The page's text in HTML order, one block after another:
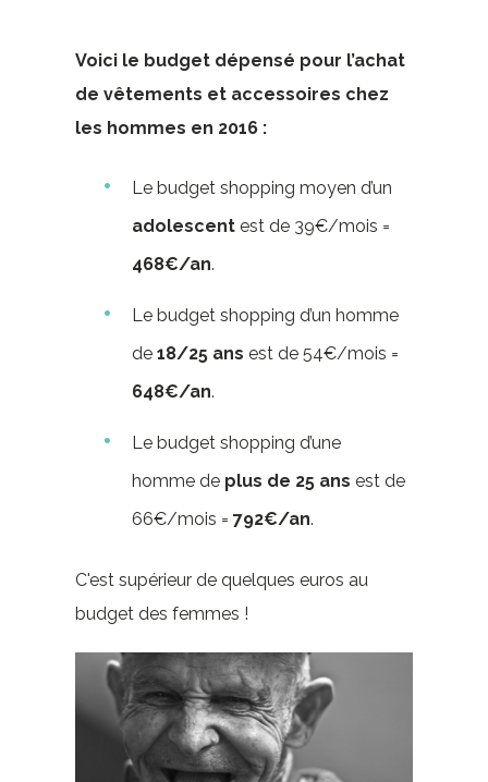
Voici le budget dépensé pour l’achat
de vêtements et accessoires chez
les hommes en 2016 :
Le budget shopping moyen d’un
adolescent est de 39€/mois =
468€/an.
Le budget shopping d’un homme
de 18/25 ans est de 54€/mois =
648€/an.
Le budget shopping d’une
homme de plus de 25 ans est de
66€/mois = 792€/an.
C'est supérieur de quelques euros au
budget des femmes !